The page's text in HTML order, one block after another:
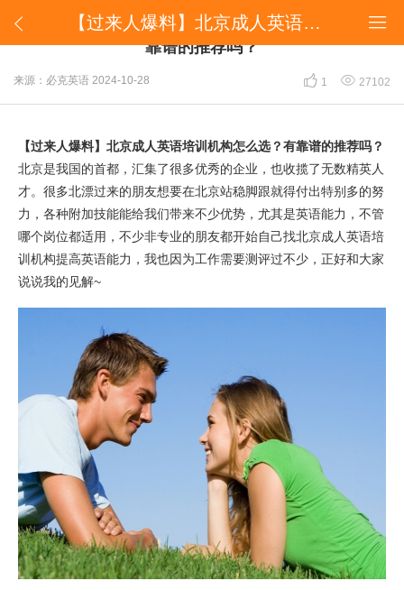
 
​【过来人爆料】北京成人英语培训机构哪家好？有靠谱的推荐吗？
​【过来人爆料】北京成人英语培训机构哪家好？有
靠谱的推荐吗？
来源：必克英语 2024-10-28  1  27102
【过来人爆料】北京成人英语培训机构怎么选？有靠谱的推荐吗？
北京是我国的首都，汇集了很多优秀的企业，也收揽了无数精英人
才。很多北漂过来的朋友想要在北京站稳脚跟就得付出特别多的努
力，各种附加技能能给我们带来不少优势，尤其是英语能力，不管
哪个岗位都适用，不少非专业的朋友都开始自己找北京成人英语培
训机构提高英语能力，我也因为工作需要测评过不少，正好和大家
说说我的见解~